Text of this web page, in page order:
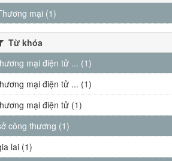
mại (1)
Từ khóa
mại điện tử ... (1)
mại điện tử ... (1)
mại điện tử (1)
công thương (1)
lai (1)